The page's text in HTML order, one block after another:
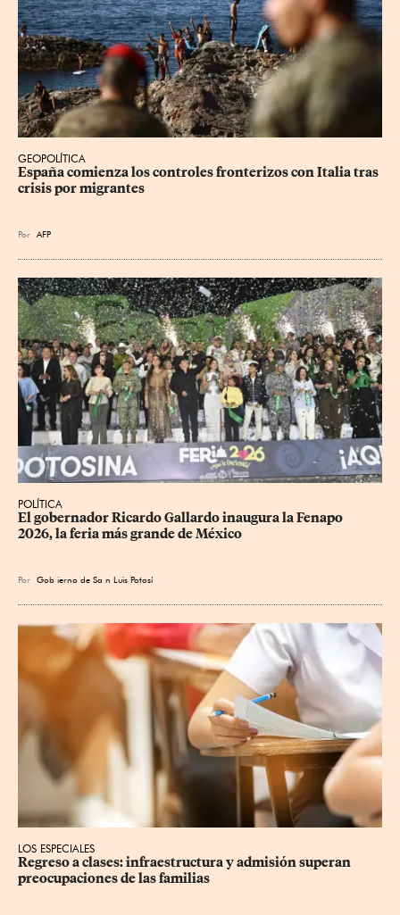
GEOPOLÍTICA
España comienza los controles fronterizos con Italia tras
crisis por migrantes
Por AFP
POLÍTICA
​El gobernador Ricardo Gallardo inaugura la Fenapo
2026, la feria más grande de México
Por Gob ierno de Sa n Luis Potosí
LOS ESPECIALES
Regreso a clases: infraestructura y admisión superan
preocupaciones de las familias